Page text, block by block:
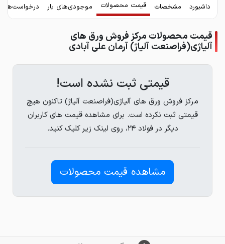
داشبورد مشخصات قیمت محصولات موجودی‌های بار
قیمت محصولات مرکز فروش ورق های
آلیاژی(فراصنعت آلیاژ) آرمان علی آبادی
قیمتی ثبت نشده است!
مرکز فروش ورق های آلیاژی(فراصنعت آلیاژ) تاکنون هیچ
قیمتی ثبت نکرده است. برای مشاهده قیمت های کاربران
دیگر در فولاد ۲۴، روی لینک زیر کلیک کنید.
مشاهده قیمت محصولات